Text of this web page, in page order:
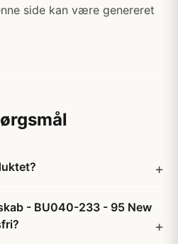
side kan være genereret
- BU040-233 - 95 New